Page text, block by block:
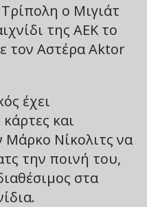
ο Μιγιάτ
της ΑΕΚ το
τον Αστέρα Aktor
έχει
και
Νίκολιτς να
την ποινή του,
στα